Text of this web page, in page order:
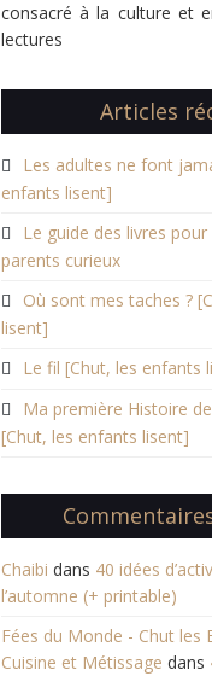
consacré à la culture et
lectures
Articles
Les adultes ne font
enfants lisent]
Le guide des livres
parents curieux
Où sont mes taches ?
lisent]
Le fil [Chut, les enfants
Ma première Histoire
[Chut, les enfants lisent]
Chaibi dans 40 idées
l’automne (+ printable)
Fées du Monde - Chut les
Cuisine et Métissage dans